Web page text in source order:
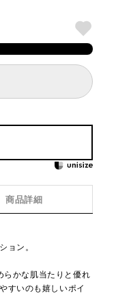
商品詳細
ョン。
らかな肌当たりと優れ
すいのも嬉しいポイ